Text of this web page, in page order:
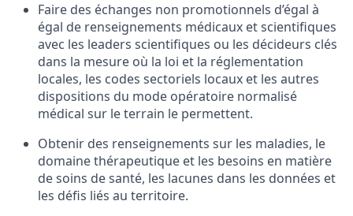
Faire des échanges non promotionnels d’égal à
égal de renseignements médicaux et scientifiques
avec les leaders scientifiques ou les décideurs clés
dans la mesure où la loi et la réglementation
locales, les codes sectoriels locaux et les autres
dispositions du mode opératoire normalisé
médical sur le terrain le permettent.
Obtenir des renseignements sur les maladies, le
domaine thérapeutique et les besoins en matière
de soins de santé, les lacunes dans les données et
les défis liés au territoire.